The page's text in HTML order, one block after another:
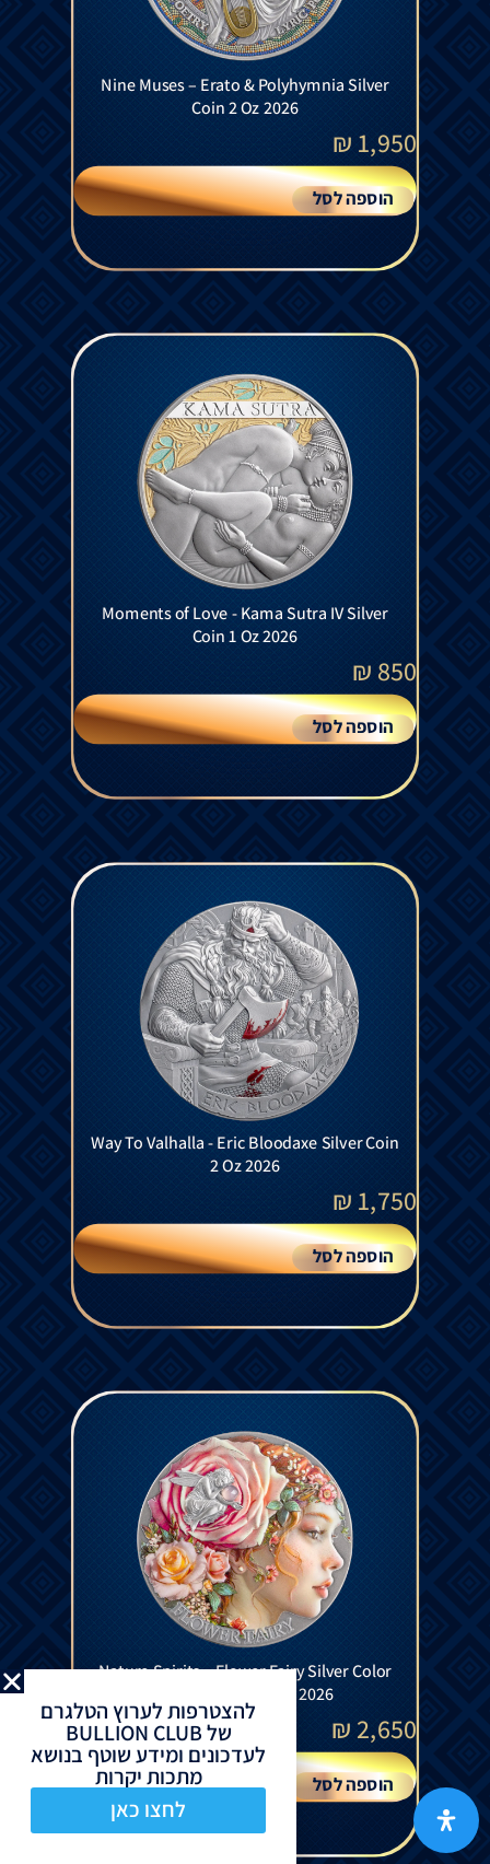
Nine Muses – Erato & Polyhymnia Silver
Coin 2 Oz 2026
1,950
₪
הוספה לסל
Moments of Love - Kama Sutra IV Silver
Coin 1 Oz 2026
850
₪
הוספה לסל
Way To Valhalla - Eric Bloodaxe Silver Coin
2 Oz 2026
1,750
₪
הוספה לסל
Nature Spirits – Flower Fairy Silver Color
Coin Antiqued 2 Oz 2026
2,650
₪
הוספה לסל
להצטרפות לערוץ הטלגרם
של BULLION CLUB
לעדכונים ומידע שוטף בנושא
מתכות יקרות
לחצו כאן